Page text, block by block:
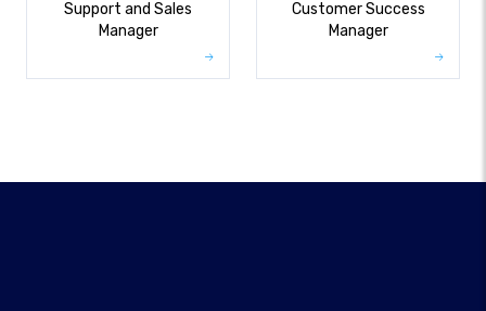
Support and Sales
Manager
Customer Success
Manager